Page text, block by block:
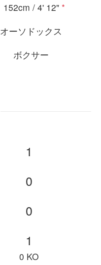
152cm / 4' 12" *
オーソドックス
ボクサー
1
0
0
1
0 KO